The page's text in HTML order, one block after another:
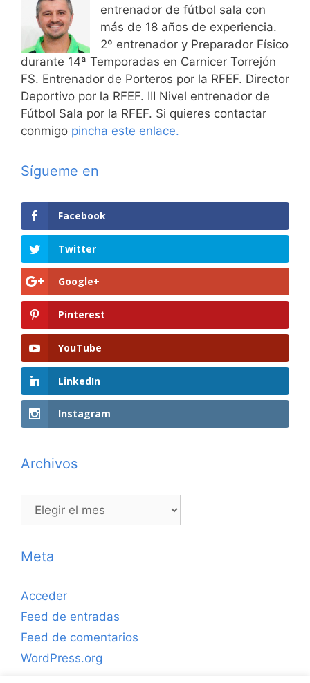
entrenador de fútbol sala con
más de 18 años de experiencia.
2º entrenador y Preparador Físico
durante 14ª Temporadas en Carnicer Torrejón
FS. Entrenador de Porteros por la RFEF. Director
Deportivo por la RFEF. III Nivel entrenador de
Fútbol Sala por la RFEF. Si quieres contactar
conmigo pincha este enlace.
Sígueme en
Facebook
Twitter
Google+
Pinterest
YouTube
LinkedIn
Instagram
Archivos
Archivos
Meta
Acceder
Feed de entradas
Feed de comentarios
WordPress.org